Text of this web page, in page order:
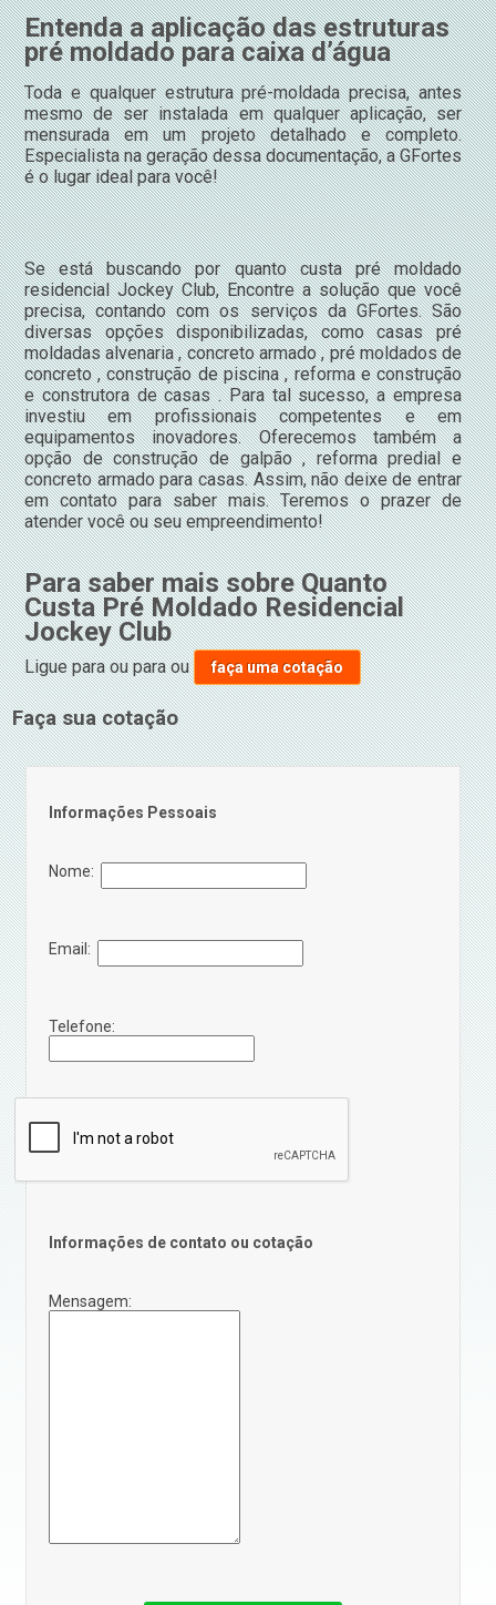
Entenda a aplicação das estruturas
pré moldado para caixa d’água
Toda e qualquer estrutura pré-moldada precisa, antes
mesmo de ser instalada em qualquer aplicação, ser
mensurada em um projeto detalhado e completo.
Especialista na geração dessa documentação, a GFortes
é o lugar ideal para você!
Se está buscando por quanto custa pré moldado
residencial Jockey Club, Encontre a solução que você
precisa, contando com os serviços da GFortes. São
diversas opções disponibilizadas, como casas pré
moldadas alvenaria , concreto armado , pré moldados de
concreto , construção de piscina , reforma e construção
e construtora de casas . Para tal sucesso, a empresa
investiu em profissionais competentes e em
equipamentos inovadores. Oferecemos também a
opção de construção de galpão , reforma predial e
concreto armado para casas. Assim, não deixe de entrar
em contato para saber mais. Teremos o prazer de
atender você ou seu empreendimento!
Para saber mais sobre Quanto
Custa Pré Moldado Residencial
Jockey Club
Ligue paraou paraou faça uma cotação
Faça sua cotação
Informações Pessoais
Nome:
Email:
Telefone:
Informações de contato ou cotação
Mensagem: